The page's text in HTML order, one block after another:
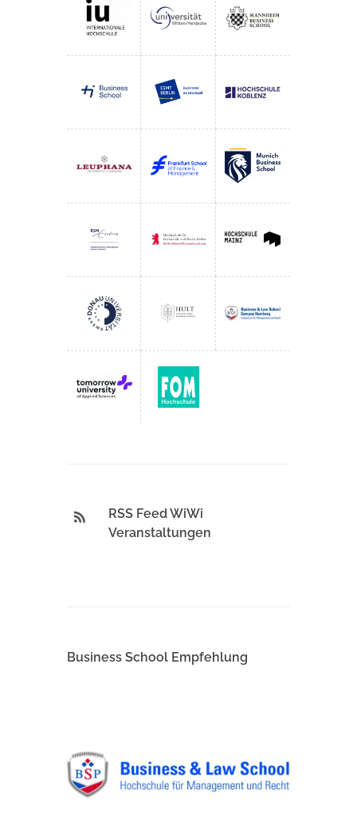
RSS Feed WiWi
Veranstaltungen
Business School Empfehlung